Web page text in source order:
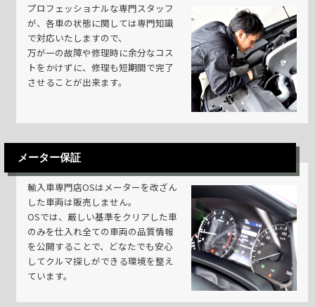
プロフェッショナルな専門スタッフ
が、各車の状態に関しては専門知識
で対応いたしますので、
万が一の故障や修理時に余分なコス
トをかけずに、修理も短期間で完了
させることが出来ます。
メーター保証
輸入車専門店OSはメーターを改ざん
した車両は販売しません。
OSでは、厳しい基準をクリアした車
のみを仕入れ全ての車両の品質情報
を公開することで、どなたでも安心
してクルマ探しができる環境を整え
ています。